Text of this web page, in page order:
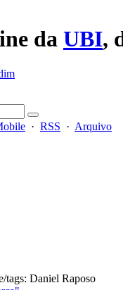
da UBI,
· RSS · Arquivo
tags: Daniel Raposo